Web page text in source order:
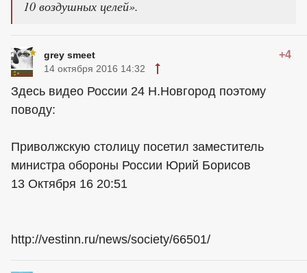
10 воздушных целей».
grey smeet +4
14 октября 2016 14:32
Здесь видео России 24 Н.Новгород поэтому
поводу:
Приволжскую столицу посетил заместитель
министра обороны России Юрий Борисов
13 Октября 16 20:51
http://vestinn.ru/news/society/66501/